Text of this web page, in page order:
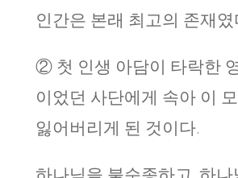
인간은 본래 최고의 존재였
② 첫 인생 아담이 타락한
이었던 사단에게 속아 이
잃어버리게 된 것이다.